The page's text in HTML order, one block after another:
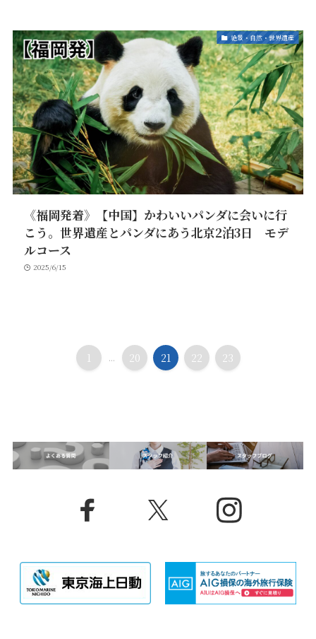
絶景・自然・世界遺産
《福岡発着》【中国】かわいいパンダに会いに行
こう。世界遺産とパンダにあう北京2泊3日 モデ
ルコース
2025/6/15
1 ... 20 21 22 23